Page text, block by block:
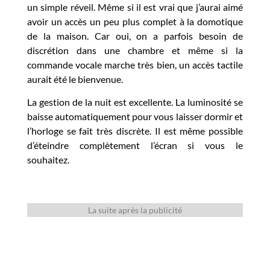
un simple réveil. Même si il est vrai que j’aurai aimé
avoir un accès un peu plus complet à la domotique
de la maison. Car oui, on a parfois besoin de
discrétion dans une chambre et même si la
commande vocale marche très bien, un accès tactile
aurait été le bienvenue.
La gestion de la nuit est excellente. La luminosité se
baisse automatiquement pour vous laisser dormir et
l’horloge se fait très discrète. Il est même possible
d’éteindre complètement l’écran si vous le
souhaitez.
La suite après la publicité